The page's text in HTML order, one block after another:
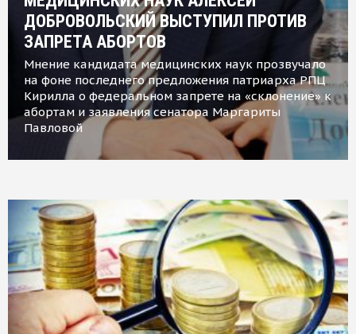
ДОБРОВОЛЬСКИЙ ВЫСТУПИЛ ПРОТИВ
ЗАПРЕТА АБОРТОВ
Мнение кандидата медицинских наук прозвучало
на фоне последнего предложения патриарха РПЦ
Кирилла о федеральном запрете на «склонение» к
абортам и заявления сенатора Маргариты
Павловой